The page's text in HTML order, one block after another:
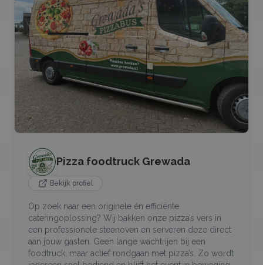
Pizza foodtruck Grewada
Bekijk profiel
Op zoek naar een originele én efficiënte
cateringoplossing? Wij bakken onze pizza’s vers in
een professionele steenoven en serveren deze direct
aan jouw gasten. Geen lange wachtrijen bij een
foodtruck, maar actief rondgaan met pizza’s. Zo wordt